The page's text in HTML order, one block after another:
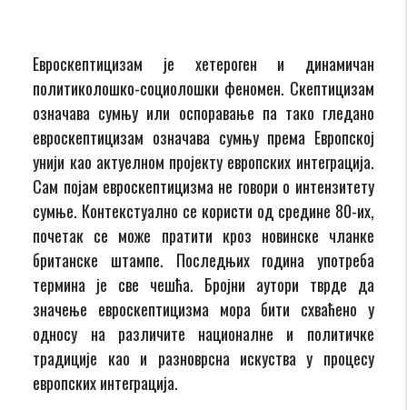
Евроскептицизам је хетероген и динамичан
политиколошко-социолошки феномен. Скептицизам
означава сумњу или оспоравање па тако гледано
евроскептицизам означава сумњу према Европској
унији као актуелном пројекту европских интеграција.
Сам појам евроскептицизма не говори о интензитету
сумње. Контекстуално се користи од средине 80-их,
почетак се може пратити кроз новинске чланке
британске штампе. Последњих година употреба
термина је све чешћа. Бројни аутори тврде да
значење евроскептицизма мора бити схваћено у
односу на различите националне и политичке
традиције као и разноврсна искуства у процесу
европских интеграција.